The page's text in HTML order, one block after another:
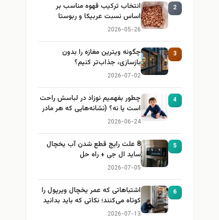
2
انتخاب ترکیب قهوه مناسب بر
اساس نسبت عربیکا و ربوستا
2026-05-26
3
چگونه ویترین مغازه را بدون
بازسازی، جذاب‌تر کنیم؟
2026-07-02
4
چطور بفهمیم نوزاد در لباسش راحت
است یا نه؟ (نشانه‌هایی که هر مادر
باید بداند)
2026-06-24
5
8 علت رایج قطع شدن آب یخچال
ساید ال جی + راه حل
2026-07-05
6
اشتباهاتی که عمر یخچال ویرپول را
کوتاه می‌کنند؛ نکاتی که باید بدانید
2026-07-13